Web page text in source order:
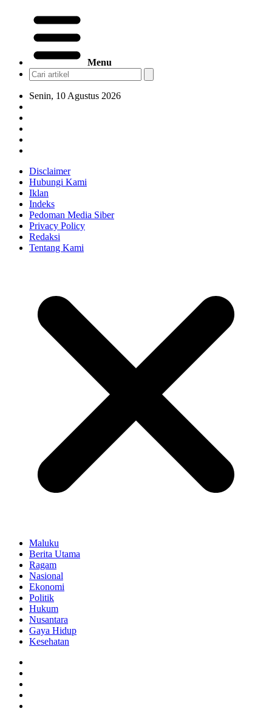
Menu
Senin, 10 Agustus 2026
Disclaimer
Hubungi Kami
Iklan
Indeks
Pedoman Media Siber
Privacy Policy
Redaksi
Tentang Kami
Maluku
Berita Utama
Ragam
Nasional
Ekonomi
Politik
Hukum
Nusantara
Gaya Hidup
Kesehatan